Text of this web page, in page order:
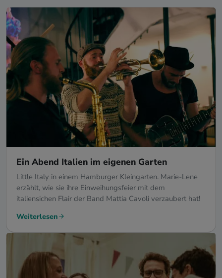
Ein Abend Italien im eigenen Garten
Little Italy in einem Hamburger Kleingarten. Marie-Lene
erzählt, wie sie ihre Einweihungsfeier mit dem
italiensichen Flair der Band Mattia Cavoli verzaubert hat!
Weiterlesen